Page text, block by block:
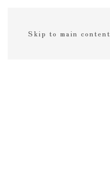
Skip to main content